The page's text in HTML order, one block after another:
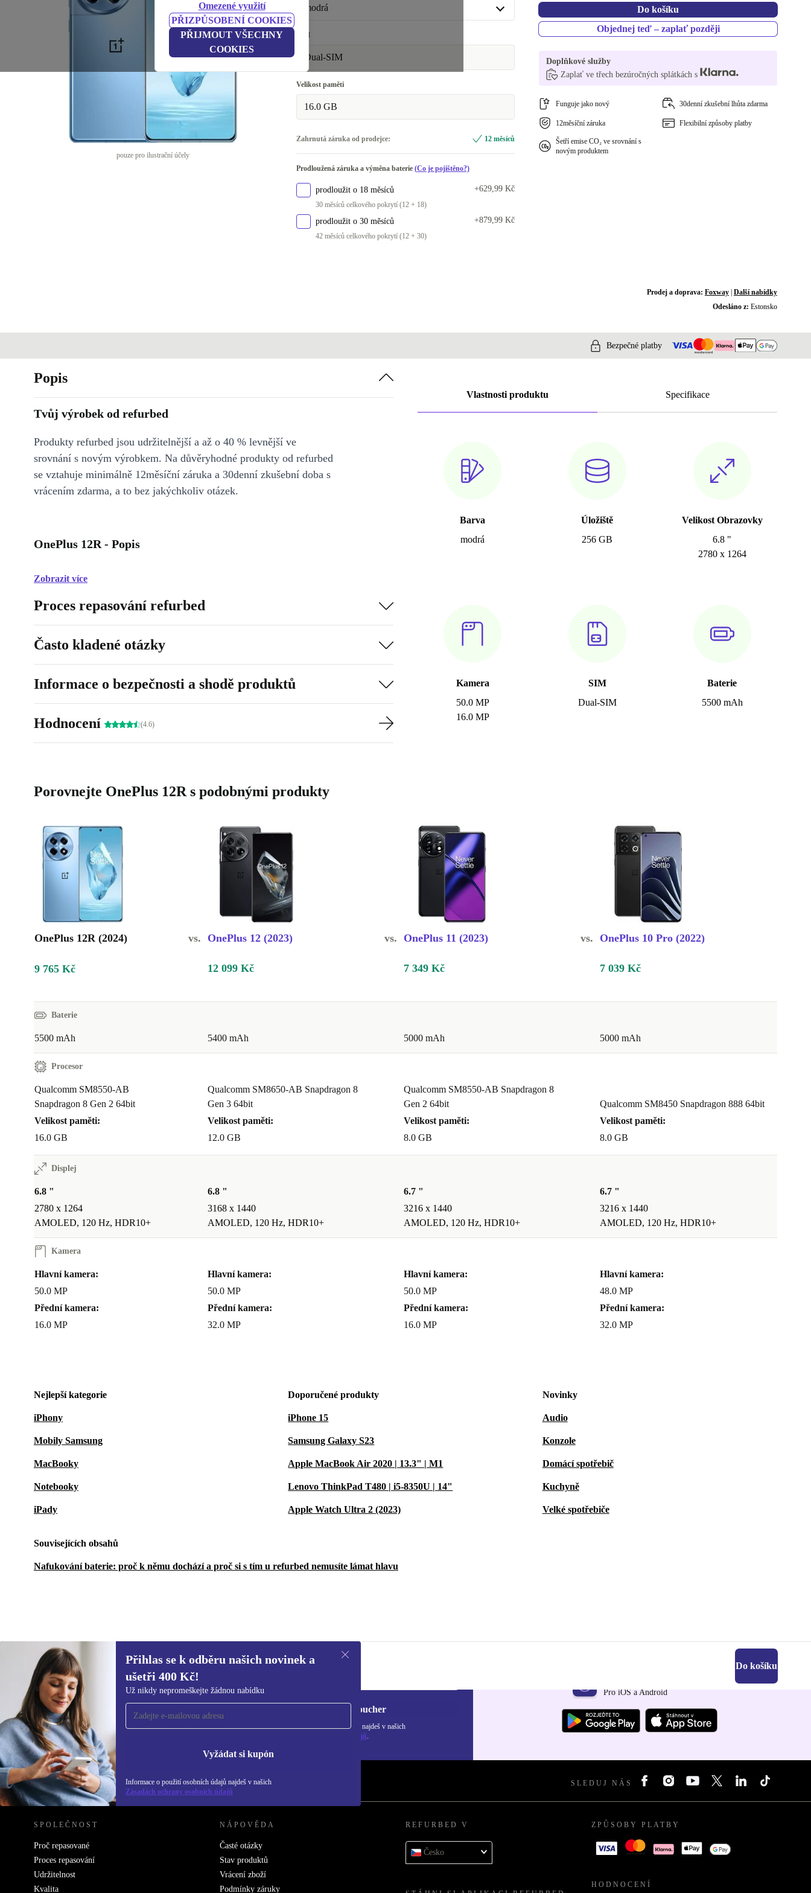
Omezené využití
PŘIZPŮSOBENÍ COOKIES
PŘIJMOUT VŠECHNY
COOKIES
pouze pro ilustrační účely
modrá
modrá
šedá
SIM
Dual-SIM
Velikost paměti
16.0 GB
Zahrnutá záruka od prodejce: 12 měsíců
Prodloužená záruka a výměna baterie (Co je pojištěno?)
prodloužit o 18 měsíců
30 měsíců celkového pokrytí (12 + 18)
+629,99 Kč
prodloužit o 30 měsíců
42 měsíců celkového pokrytí (12 + 30)
+879,99 Kč
Do košíku
Objednej teď – zaplať později
Doplňkové služby
Zaplať ve třech bezúročných splátkách s
Funguje jako nový 30denní zkušební lhůta zdarma
12měsíční záruka Flexibilní způsoby platby
Šetří emise CO₂ ve srovnání s
novým produktem
Prodej a doprava: Foxway| Další nabídky
Odesláno z: Estonsko
Bezpečné platby
Vlastnosti produktu Specifikace
Barva
modrá
Úložiště
256 GB
Velikost Obrazovky
6.8 "
2780 x 1264
Kamera
50.0 MP
16.0 MP
SIM
Dual-SIM
Baterie
5500 mAh
Popis
Tvůj výrobek od refurbed
Produkty refurbed jsou udržitelnější a až o 40 % levnější ve
srovnání s novým výrobkem. Na důvěryhodné produkty od refurbed
se vztahuje minimálně 12měsíční záruka a 30denní zkušební doba s
vrácením zdarma, a to bez jakýchkoliv otázek.
OnePlus 12R - Popis
Zobrazit více
Proces repasování refurbed
Často kladené otázky
Informace o bezpečnosti a shodě produktů
Hodnocení (4.6)
Porovnejte OnePlus 12R s podobnými produkty
OnePlus 12R (2024) vs. OnePlus 12 (2023) vs. OnePlus 11 (2023) vs. OnePlus 10 Pro (2022)
9 765 Kč 12 099 Kč 7 349 Kč 7 039 Kč
Baterie
5500 mAh 5400 mAh 5000 mAh 5000 mAh
Procesor
Qualcomm SM8550-AB
Snapdragon 8 Gen 2 64bit
Velikost paměti:
16.0 GB
Qualcomm SM8650-AB Snapdragon 8
Gen 3 64bit
Velikost paměti:
12.0 GB
Qualcomm SM8550-AB Snapdragon 8
Gen 2 64bit
Velikost paměti:
8.0 GB
Qualcomm SM8450 Snapdragon 888 64bit
Velikost paměti:
8.0 GB
Displej
6.8 "
2780 x 1264
AMOLED, 120 Hz, HDR10+
6.8 "
3168 x 1440
AMOLED, 120 Hz, HDR10+
6.7 "
3216 x 1440
AMOLED, 120 Hz, HDR10+
6.7 "
3216 x 1440
AMOLED, 120 Hz, HDR10+
Kamera
Hlavní kamera:
50.0 MP
Přední kamera:
16.0 MP
Hlavní kamera:
50.0 MP
Přední kamera:
32.0 MP
Hlavní kamera:
50.0 MP
Přední kamera:
16.0 MP
Hlavní kamera:
48.0 MP
Přední kamera:
32.0 MP
Nejlepší kategorie
iPhony
Mobily Samsung
MacBooky
Notebooky
iPady
Doporučené produkty
iPhone 15
Samsung Galaxy S23
Apple MacBook Air 2020 | 13.3" | M1
Lenovo ThinkPad T480 | i5-8350U | 14"
Apple Watch Ultra 2 (2023)
Novinky
Audio
Konzole
Domácí spotřebič
Kuchyně
Velké spotřebiče
Souvisejících obsahů
Nafukování baterie: proč k němu dochází a proč si s tím u refurbed nemusíte lámat hlavu
9 765 Kč Do košíku
Přihlas se k odběru našich novinek a
ušetři 400 Kč!
Už nikdy nepromeškejte žádnou nabídku
Vyžádat si kupón
Informace o použití osobních údajů najdeš v našich
Zásadách ochrany osobních údajů
Přihlas se k odběru našich novinek a
ušetři 400 Kč!
Už nikdy nepromeškej žádnou nabídku.
Chci voucher
Informace o použití osobních údajů najdeš v našich
Zásadách ochrany osobních údajů.
Pro iOS a Android
REFURBED ČESKO - RETHINK NEW. SLEDUJ NÁS
SPOLEČNOST
Proč repasované
Proces repasování
Udržitelnost
Kvalita
NÁPOVĚDA
Časté otázky
Stav produktů
Vrácení zboží
Podmínky záruky
REFURBED V
Česko
ZPŮSOBY PLATBY
HODNOCENÍ